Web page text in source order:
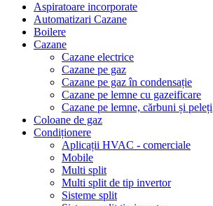
Aspiratoare incorporate
Automatizari Cazane
Boilere
Cazane
Cazane electrice
Cazane pe gaz
Cazane pe gaz în condensație
Cazane pe lemne cu gazeificare
Cazane pe lemne, cărbuni și peleți
Coloane de gaz
Condiționere
Aplicații HVAC - comerciale
Mobile
Multi split
Multi split de tip invertor
Sisteme split